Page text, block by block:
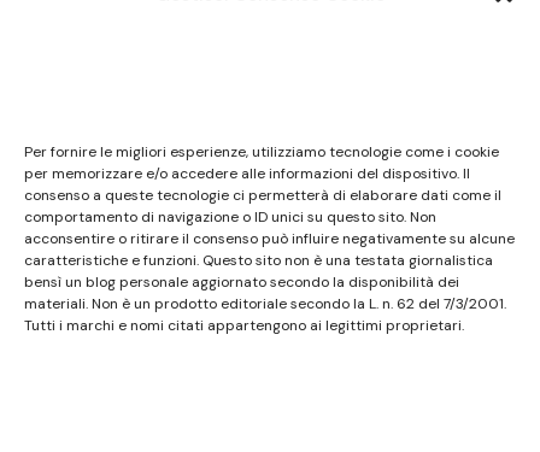
Per fornire le migliori esperienze, utilizziamo tecnologie come i cookie
per memorizzare e/o accedere alle informazioni del dispositivo. Il
consenso a queste tecnologie ci permetterà di elaborare dati come il
comportamento di navigazione o ID unici su questo sito. Non
acconsentire o ritirare il consenso può influire negativamente su alcune
caratteristiche e funzioni. Questo sito non è una testata giornalistica
bensì un blog personale aggiornato secondo la disponibilità dei
materiali. Non è un prodotto editoriale secondo la L. n. 62 del 7/3/2001.
Tutti i marchi e nomi citati appartengono ai legittimi proprietari.
non ha carattere periodico essendo aggiornato
secondo la disponibilità e la reperibilità dei materiali.
Pertanto non può essere considerato in alcun modo
un prodotto editoriale ai sensi della L. n. 62 del
7/3/2001. Tutti i marchi riportati appartengono ai
legittimi proprietari; marchi di terzi, nomi di prodotti,